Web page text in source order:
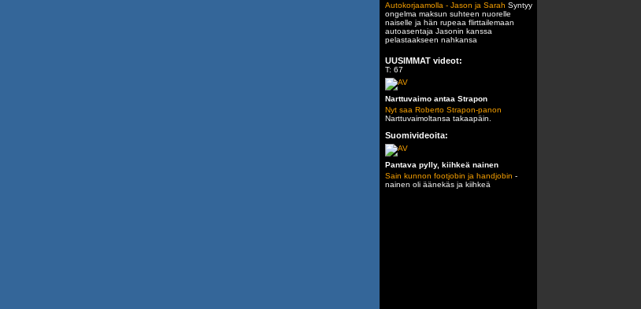
Autokorjaamolla - Jason ja Sarah Syntyy
ongelma maksun suhteen nuorelle
naiselle ja hän rupeaa flirttailemaan
autoasentaja Jasonin kanssa
pelastaakseen nahkansa
UUSIMMAT videot:
T: 67
Narttuvaimo antaa Strapon
Nyt saa Roberto Strapon-panon
Narttuvaimoltansa takaapäin.
Suomivideoita:
Pantava pylly, kiihkeä nainen
Sain kunnon footjobin ja handjobin -
nainen oli äänekäs ja kiihkeä